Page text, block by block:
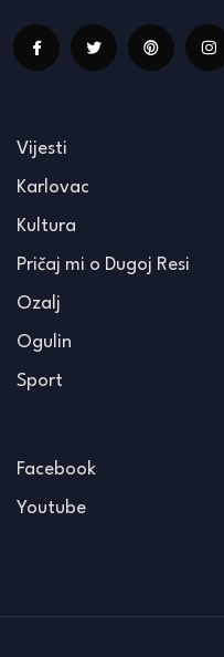
Vijesti
Karlovac
Kultura
Pričaj mi o Dugoj Resi
Ozalj
Ogulin
Sport
Facebook
Youtube